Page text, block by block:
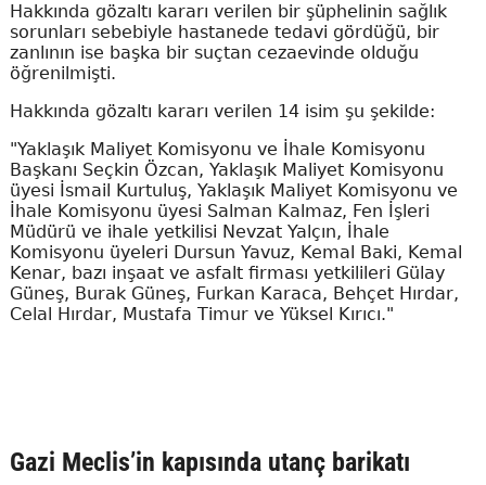
Hakkında gözaltı kararı verilen bir şüphelinin sağlık
sorunları sebebiyle hastanede tedavi gördüğü, bir
zanlının ise başka bir suçtan cezaevinde olduğu
öğrenilmişti.
Hakkında gözaltı kararı verilen 14 isim şu şekilde:
"Yaklaşık Maliyet Komisyonu ve İhale Komisyonu
Başkanı Seçkin Özcan, Yaklaşık Maliyet Komisyonu
üyesi İsmail Kurtuluş, Yaklaşık Maliyet Komisyonu ve
İhale Komisyonu üyesi Salman Kalmaz, Fen İşleri
Müdürü ve ihale yetkilisi Nevzat Yalçın, İhale
Komisyonu üyeleri Dursun Yavuz, Kemal Baki, Kemal
Kenar, bazı inşaat ve asfalt firması yetkilileri Gülay
Güneş, Burak Güneş, Furkan Karaca, Behçet Hırdar,
Celal Hırdar, Mustafa Timur ve Yüksel Kırıcı."
Gazi Meclis’in kapısında utanç barikatı